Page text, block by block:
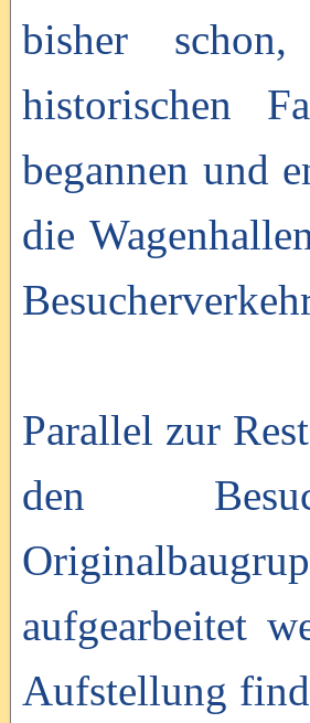
bisher
historischen
begannen und
die
Parallel zur
den
aufgearbeitet
Aufstellung